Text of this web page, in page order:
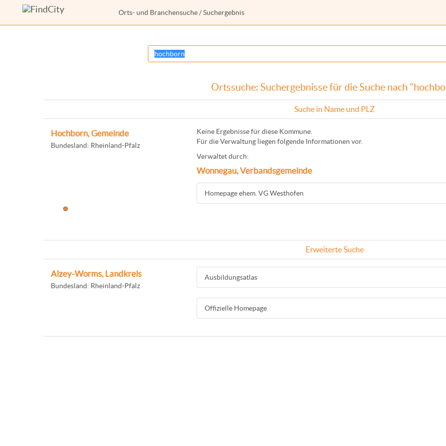
Orts- und Branchensuche / Suchergebnis
Ortssuche: Suchergebnisse für die Suche nach
Suche in Name und PLZ
Hochborn, Gemeinde
Bundesland: Rheinland-Pfalz
Keine Ergebnisse für diese Kommune.
Für die Verwaltung liegen folgende Informationen vor.
Verwaltet durch:
Wonnegau, Verbandsgemeinde
Homepage ehem. VG Westhofen
Erweiterte Suche
Alzey-Worms, Landkreis
Bundesland: Rheinland-Pfalz
Ausbildungsatlas
Offizielle Homepage